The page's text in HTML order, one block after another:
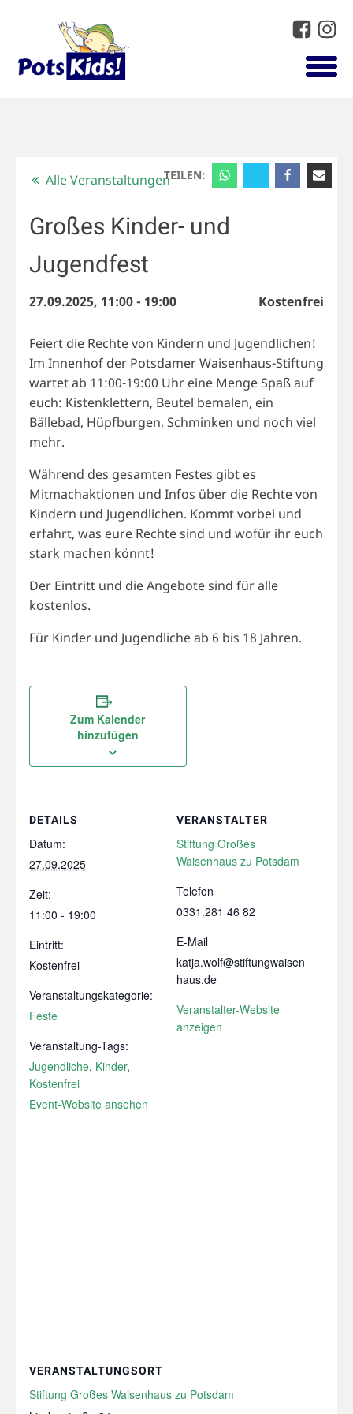
TEILEN:
Alle Veranstaltungen
Großes Kinder- und
Jugendfest
27.09.2025, 11:00- 19:00 Kostenfrei
Feiert die Rechte von Kindern und Jugendlichen!
Im Innenhof der Potsdamer Waisenhaus-Stiftung
wartet ab 11:00-19:00 Uhr eine Menge Spaß auf
euch: Kistenklettern, Beutel bemalen, ein
Bällebad, Hüpfburgen, Schminken und noch viel
mehr.
Während des gesamten Festes gibt es
Mitmachaktionen und Infos über die Rechte von
Kindern und Jugendlichen. Kommt vorbei und
erfahrt, was eure Rechte sind und wofür ihr euch
stark machen könnt!
Der Eintritt und die Angebote sind für alle
kostenlos.
Für Kinder und Jugendliche ab 6 bis 18 Jahren.
Zum Kalender
hinzufügen
DETAILS
Datum:
27.09.2025
Zeit:
11:00 - 19:00
Eintritt:
Kostenfrei
Veranstaltungskategorie:
Feste
Veranstaltung-Tags:
Jugendliche, Kinder,
Kostenfrei
Event-Website ansehen
VERANSTALTER
Stiftung Großes
Waisenhaus zu Potsdam
Telefon
0331.281 46 82
E-Mail
katja.wolf@stiftungwaisen
haus.de
Veranstalter-Website
anzeigen
VERANSTALTUNGSORT
Stiftung Großes Waisenhaus zu Potsdam